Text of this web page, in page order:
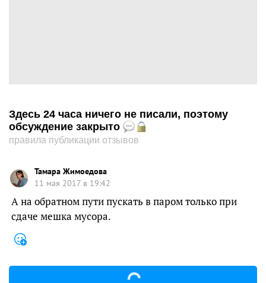
Здесь 24 часа ничего не писали, поэтому
обсуждение закрыто
правила публикации отзывов
Тамара Жимоедова
11 мая 2017 в 19:42
А на обратном пути пускать в паром только при
сдаче мешка мусора.